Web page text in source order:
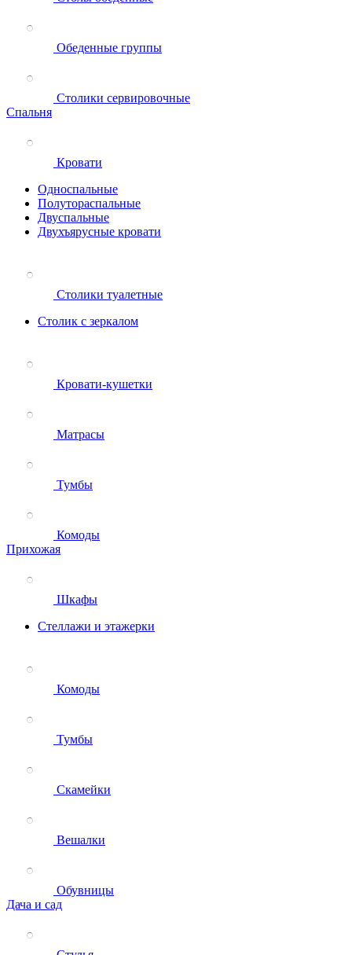
Обеденные группы
Столики сервировочные
Спальня
Кровати
Односпальные
Полутораспальные
Двуспальные
Двухъярусные кровати
Столики туалетные
Столик с зеркалом
Кровати-кушетки
Матрасы
Тумбы
Комоды
Прихожая
Шкафы
Стеллажи и этажерки
Комоды
Тумбы
Скамейки
Вешалки
Обувницы
Дача и сад